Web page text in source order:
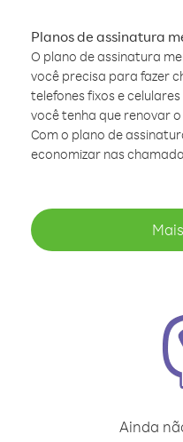
Planos de assinatura
O plano de assinatura
você precisa para fazer
telefones fixos e
você tenha que renovar
Com o plano de
economizar nas
Ainda